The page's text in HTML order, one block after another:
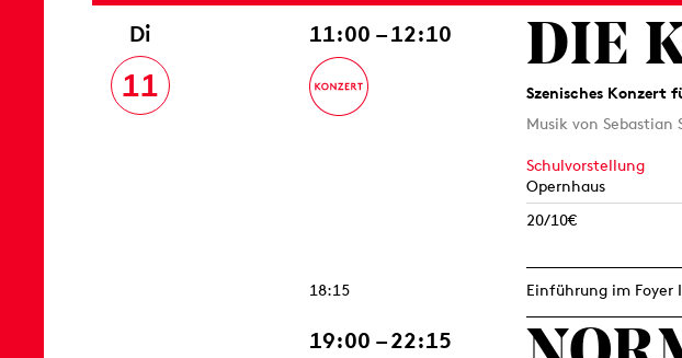
Di
11
11:00 – 12:10 DIE
Szenisches Konzert
Musik von Sebastian
Schulvorstellung
Opernhaus
20/10€
18:15 Einführung im Foyer
19:00 – 22:15